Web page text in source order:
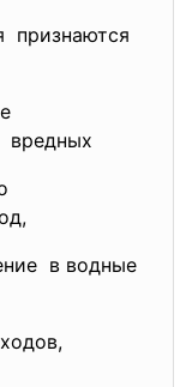
признаются
вредных
в водные